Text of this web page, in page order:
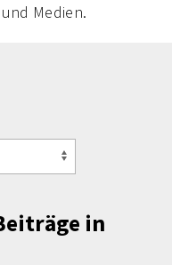
Medien.
in